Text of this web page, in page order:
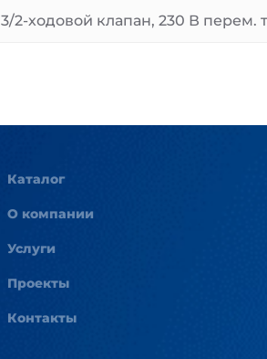
3/2-ходовой клапан, 230 В перем.
Каталог
О компании
Услуги
Проекты
Контакты